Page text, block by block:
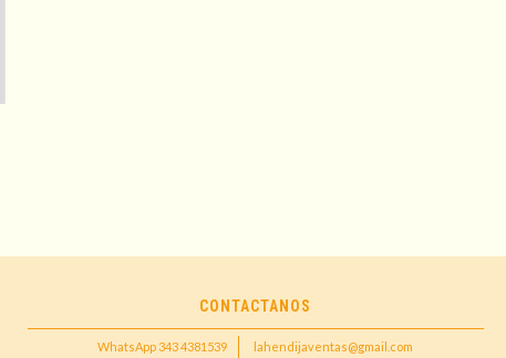
CONTACTANOS
WhatsApp 343 4381539 lahendijaventas@gmail.com